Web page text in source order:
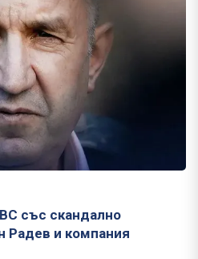
със скандално
и компания